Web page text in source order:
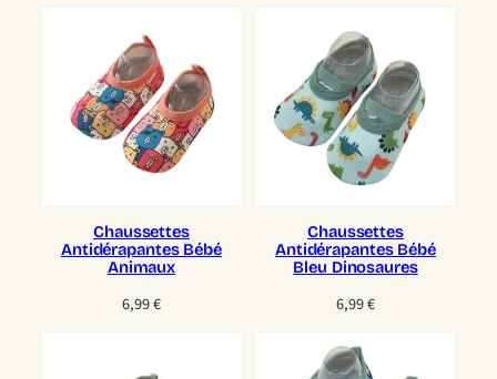
Chaussettes
Antidérapantes Bébé
Animaux
6,99€
Chaussettes
Antidérapantes Bébé
Bleu Dinosaures
6,99€